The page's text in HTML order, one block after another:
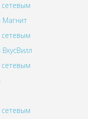
Магнит